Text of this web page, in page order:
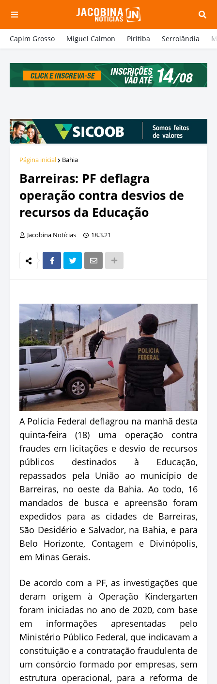
Capim Grosso Miguel Calmon Piritiba Serrolândia
Página inicial Bahia
Barreiras: PF deflagra
operação contra desvios de
recursos da Educação
Jacobina Notícias 18.3.21
A Polícia Federal deflagrou na manhã desta
quinta-feira (18) uma operação contra
fraudes em licitações e desvio de recursos
públicos destinados à Educação,
repassados pela União ao município de
Barreiras, no oeste da Bahia. Ao todo, 16
mandados de busca e apreensão foram
expedidos para as cidades de Barreiras,
São Desidério e Salvador, na Bahia, e para
Belo Horizonte, Contagem e Divinópolis,
em Minas Gerais.
De acordo com a PF, as investigações que
deram origem à Operação Kindergarten
foram iniciadas no ano de 2020, com base
em informações apresentadas pelo
Ministério Público Federal, que indicavam a
constituição e a contratação fraudulenta de
um consórcio formado por empresas, sem
estrutura operacional, para a reforma de